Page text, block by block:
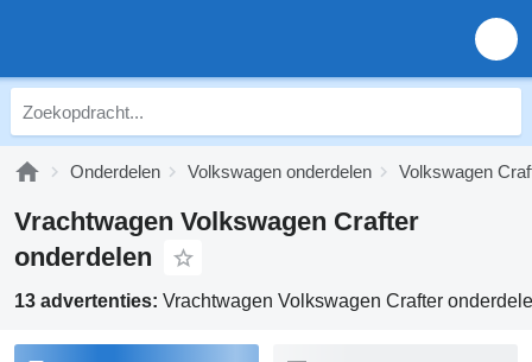
Onderdelen Volkswagen onderdelen Volkswagen
Vrachtwagen Volkswagen Crafter
onderdelen
13 advertenties: Vrachtwagen Volkswagen Crafter